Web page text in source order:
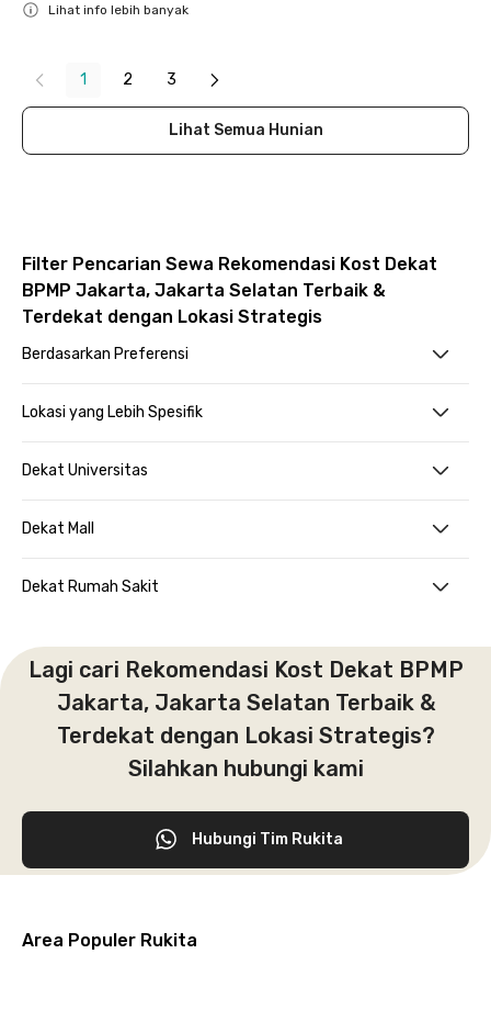
Lihat info lebih banyak
1 2 3
Lihat Semua Hunian
Filter Pencarian Sewa Rekomendasi Kost Dekat
BPMP Jakarta, Jakarta Selatan Terbaik &
Terdekat dengan Lokasi Strategis
Berdasarkan Preferensi
Lokasi yang Lebih Spesifik
Dekat Universitas
Dekat Mall
Dekat Rumah Sakit
Lagi cari Rekomendasi Kost Dekat BPMP
Jakarta, Jakarta Selatan Terbaik &
Terdekat dengan Lokasi Strategis?
Silahkan hubungi kami
Hubungi Tim Rukita
Area Populer Rukita